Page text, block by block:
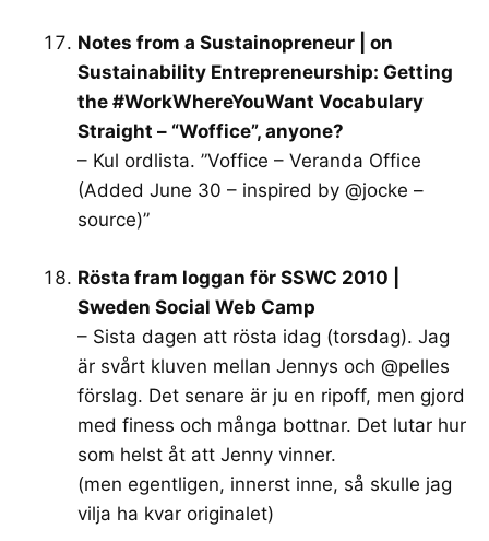
Notes from a Sustainopreneur | on
Sustainability Entrepreneurship: Getting
the #WorkWhereYouWant Vocabulary
Straight – “Woffice”, anyone?
– Kul ordlista. ”Voffice – Veranda Office
(Added June 30 – inspired by @jocke –
source)”
Rösta fram loggan för SSWC 2010 |
Sweden Social Web Camp
– Sista dagen att rösta idag (torsdag). Jag
är svårt kluven mellan Jennys och @pelles
förslag. Det senare är ju en ripoff, men gjord
med finess och många bottnar. Det lutar hur
som helst åt att Jenny vinner.
(men egentligen, innerst inne, så skulle jag
vilja ha kvar originalet)